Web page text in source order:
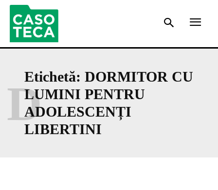
Etichetă: DORMITOR CU
LUMINI PENTRU
ADOLESCENȚI
LIBERTINI
D